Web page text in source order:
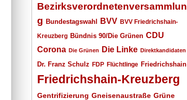
Bezirksverordnetenversammlun
g Bundestagswahl BVV BVV Friedrichshain-
Kreuzberg Bündnis 90/Die Grünen CDU
Corona Die Grünen Die Linke Direktkandidaten
Dr. Franz Schulz FDP Flüchtlinge Friedrichshain
Friedrichshain-Kreuzberg
Gentrifizierung Gneisenaustraße Grüne